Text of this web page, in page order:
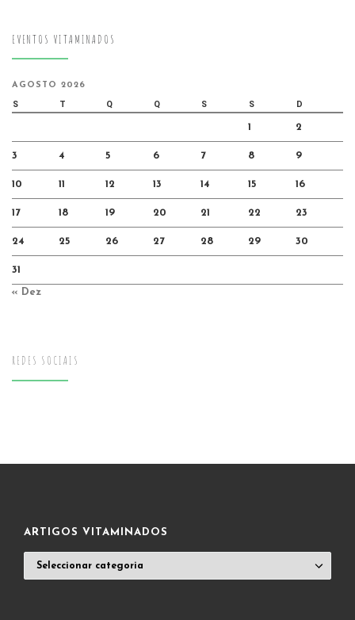
EVENTOS VITAMINADOS
AGOSTO 2026
S T Q Q S S D
1 2
3 4 5 6 7 8 9
10 11 12 13 14 15 16
17 18 19 20 21 22 23
24 25 26 27 28 29 30
31
« Dez
REDES SOCIAIS
ARTIGOS VITAMINADOS
VITAMINADOS